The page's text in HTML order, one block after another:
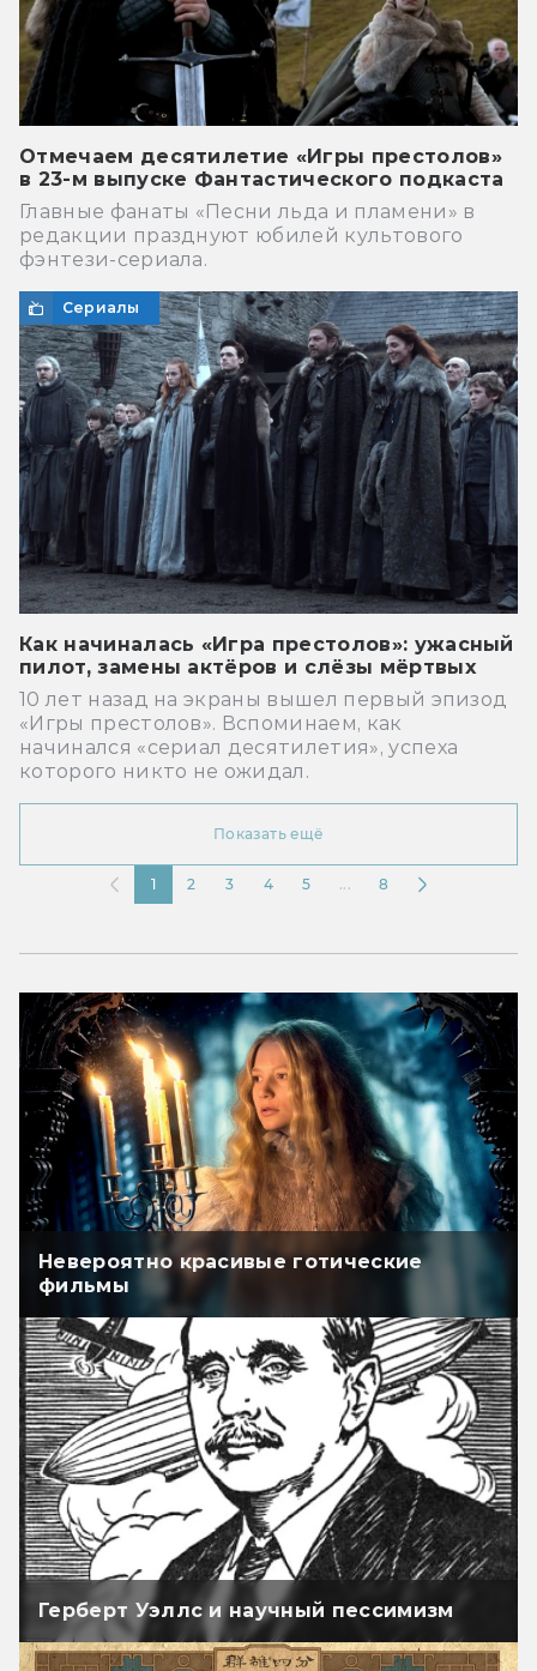
Отмечаем десятилетие «Игры престолов»
в 23-м выпуске Фантастического подкаста
Главные фанаты «Песни льда и пламени» в
редакции празднуют юбилей культового
фэнтези-сериала.
Сериалы
Как начиналась «Игра престолов»: ужасный
пилот, замены актёров и слёзы мёртвых
10 лет назад на экраны вышел первый эпизод
«Игры престолов». Вспоминаем, как
начинался «сериал десятилетия», успеха
которого никто не ожидал.
Показать ещё
1 2 3 4 5 8
...
Невероятно красивые готические
фильмы
Герберт Уэллс и научный пессимизм